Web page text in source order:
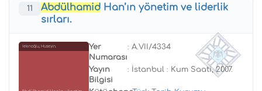
11 Abdülhamid Han’ın yönetim ve liderlik
sırları.
Tekinoğlu, Hüseyin.
Yer
Numarası
: A.VII/4334
Yayın
Bilgisi
: İstanbul : Kum Saati, 2007.